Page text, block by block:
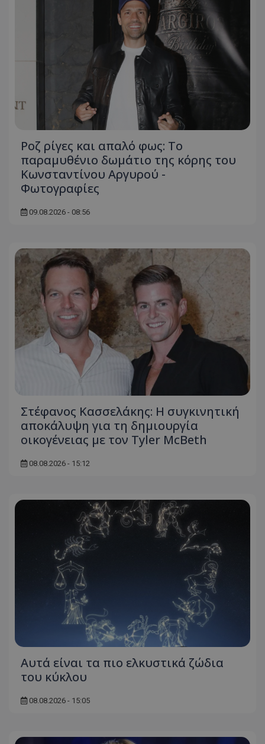
Ροζ ρίγες και απαλό φως: Το
παραμυθένιο δωμάτιο της κόρης του
Κωνσταντίνου Αργυρού -
Φωτογραφίες
09.08.2026 - 08:56
Στέφανος Κασσελάκης: Η συγκινητική
αποκάλυψη για τη δηµιουργία
οικογένειας με τον Tyler McBeth
08.08.2026 - 15:12
Αυτά είναι τα πιο ελκυστικά ζώδια
του κύκλου
08.08.2026 - 15:05